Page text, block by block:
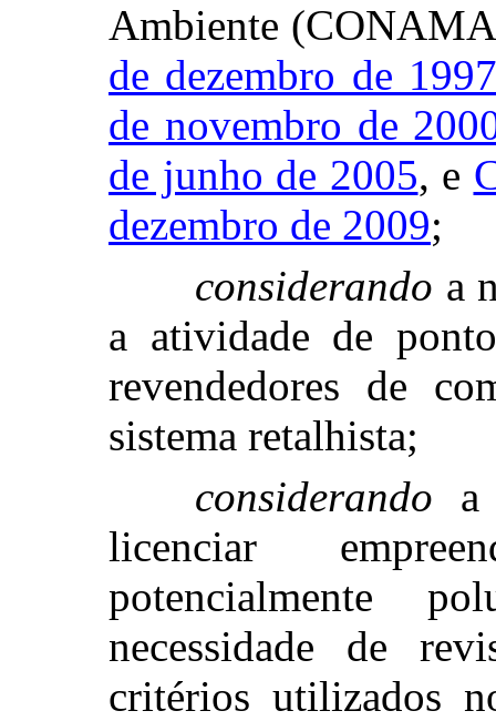
Ambiente
de dezembro de
de novembro de
de junho de 2005, e
dezembro de 2009;
considerando a
a atividade de
revendedores de
sistema retalhista;
considerando a
licenciar
potencialmente
necessidade de
critérios utilizados